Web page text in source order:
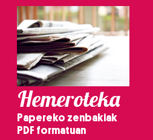
Hemeroteka
Papereko zenbakiak
PDF formatuan